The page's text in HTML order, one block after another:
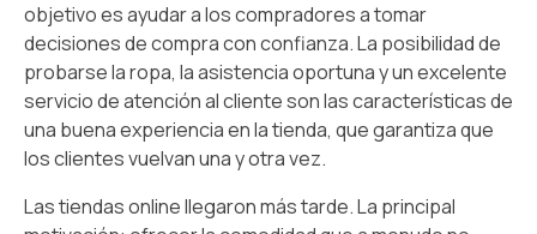
objetivo es ayudar a los compradores a tomar
decisiones de compra con confianza. La posibilidad de
probarse la ropa, la asistencia oportuna y un excelente
servicio de atención al cliente son las características de
una buena experiencia en la tienda, que garantiza que
los clientes vuelvan una y otra vez.
Las tiendas online llegaron más tarde. La principal